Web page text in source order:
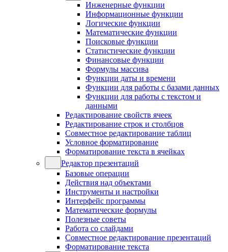
Инженерные функции
Информационные функции
Логические функции
Математические функции
Поисковые функции
Статистические функции
Финансовые функции
Формулы массива
Функции даты и времени
Функции для работы с базами данных
Функции для работы с текстом и
данными
Редактирование свойств ячеек
Редактирование строк и столбцов
Совместное редактирование таблиц
Условное форматирование
Форматирование текста в ячейках
Редактор презентаций
Базовые операции
Действия над объектами
Инструменты и настройки
Интерфейс программы
Математические формулы
Полезные советы
Работа со слайдами
Совместное редактирование презентаций
Форматирование текста